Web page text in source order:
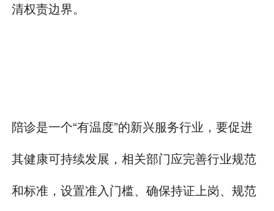
清权责边界。
陪诊是一个“有温度”的新兴服务行业，要促进
其健康可持续发展，相关部门应完善行业规范
和标准，设置准入门槛、确保持证上岗、规范